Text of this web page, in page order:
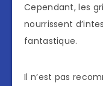
Cependant, les
nourrissent
fantastique.
Il n’est pas